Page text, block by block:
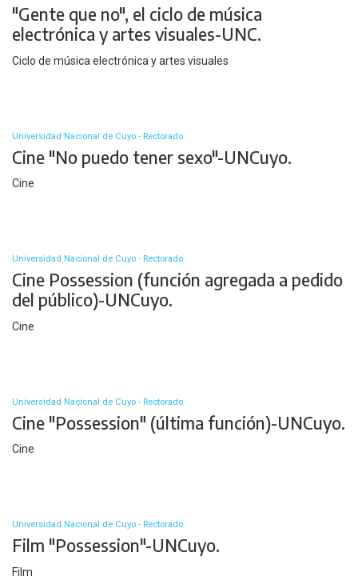
"Gente que no", el ciclo de música
electrónica y artes visuales-UNC.
Ciclo de música electrónica y artes visuales
Universidad Nacional de Cuyo - Rectorado
Cine "No puedo tener sexo"-UNCuyo.
Cine
Universidad Nacional de Cuyo - Rectorado
Cine Possession (función agregada a pedido
del público)-UNCuyo.
Cine
Universidad Nacional de Cuyo - Rectorado
Cine "Possession" (última función)-UNCuyo.
Cine
Universidad Nacional de Cuyo - Rectorado
Film "Possession"-UNCuyo.
Film